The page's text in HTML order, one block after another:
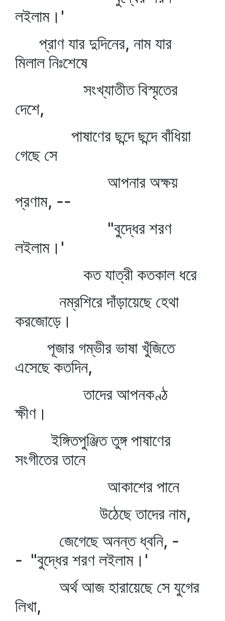
লইলাম।'
প্রাণ যার দুদিনের, নাম যার
মিলাল নিঃশেষে
সংখ্যাতীত বিস্মৃতের
দেশে,
পাষাণের ছন্দে ছন্দে বাঁধিয়া
গেছে সে
আপনার অক্ষয়
প্রণাম, --
"বুদ্ধের শরণ
লইলাম।'
কত যাত্রী কতকাল ধরে
নম্রশিরে দাঁড়ায়েছে হেথা
করজোড়ে।
পূজার গম্ভীর ভাষা খুঁজিতে
এসেছে কতদিন,
তাদের আপনকণ্ঠ
ক্ষীণ।
ইঙ্গিতপুঞ্জিত তুঙ্গ পাষাণের
সংগীতের তানে
আকাশের পানে
উঠেছে তাদের নাম,
জেগেছে অনন্ত ধ্বনি, -
- "বুদ্ধের শরণ লইলাম।'
অর্থ আজ হারায়েছে সে যুগের
লিখা,